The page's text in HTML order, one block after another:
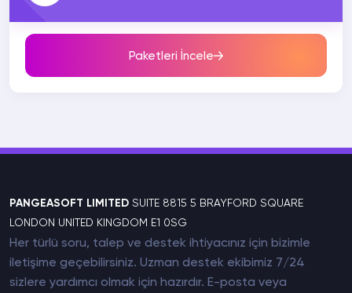
Paketleri İncele
PANGEASOFT LIMITED SUITE 8815 5 BRAYFORD SQUARE
LONDON UNITED KINGDOM E1 0SG
Her türlü soru, talep ve destek ihtiyacınız için bizimle
iletişime geçebilirsiniz. Uzman destek ekibimiz 7/24
sizlere yardımcı olmak için hazırdır. E-posta veya